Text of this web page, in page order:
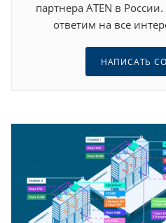
партнера ATEN в
ответим на все
НАПИСАТЬ